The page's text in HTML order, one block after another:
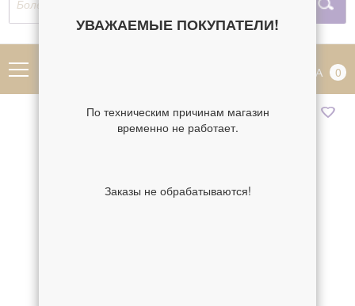
КОРЗИНА 0
УВАЖАЕМЫЕ ПОКУПАТЕЛИ!
По техническим причинам магазин
временно не работает.
Заказы не обрабатываются!